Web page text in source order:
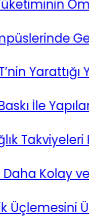
Ömür
Yapılan
Kolay ve